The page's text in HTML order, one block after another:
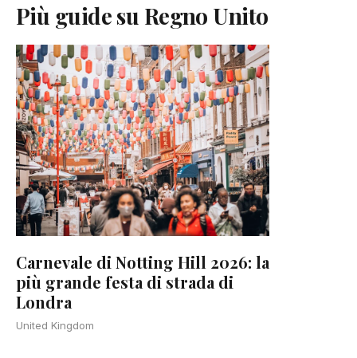
Più guide su Regno Unito
Carnevale di Notting Hill 2026: la
più grande festa di strada di
Londra
United Kingdom